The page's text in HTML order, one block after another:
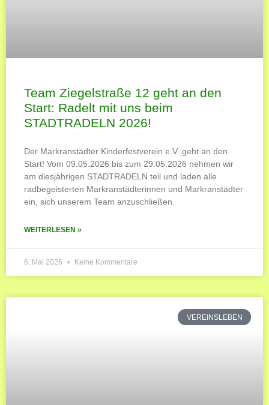
Team Ziegelstraße 12 geht an den
Start: Radelt mit uns beim
STADTRADELN 2026!
Der Markranstädter Kinderfestverein e.V. geht an den
Start! Vom 09.05.2026 bis zum 29.05.2026 nehmen wir
am diesjährigen STADTRADELN teil und laden alle
radbegeisterten Markranstädterinnen und Markranstädter
ein, sich unserem Team anzuschließen.
WEITERLESEN »
6. Mai 2026 Keine Kommentare
VEREINSLEBEN